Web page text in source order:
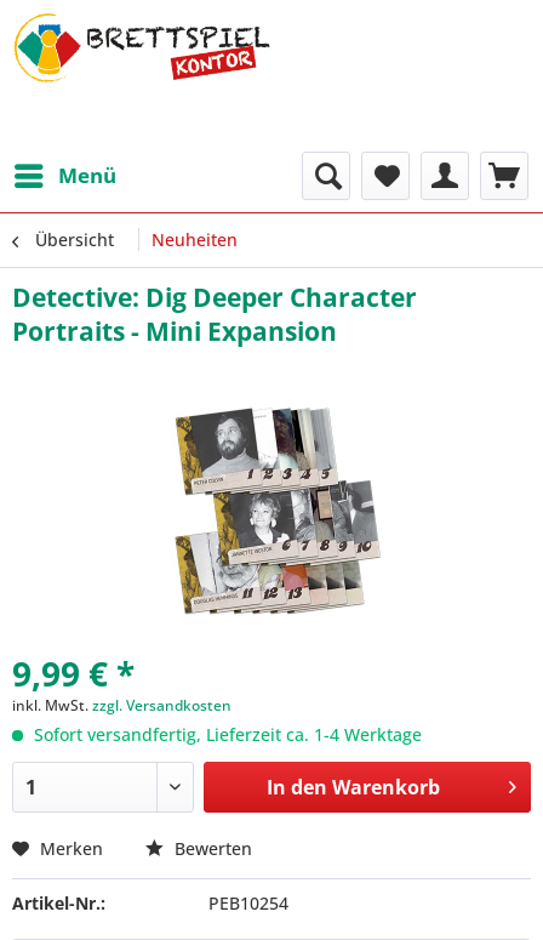
Menü
Übersicht Neuheiten
Detective: Dig Deeper Character
Portraits - Mini Expansion
9,99 € *
inkl. MwSt.zzgl. Versandkosten
Sofort versandfertig, Lieferzeit ca. 1-4 Werktage
In den Warenkorb
Merken Bewerten
Artikel-Nr.: PEB10254